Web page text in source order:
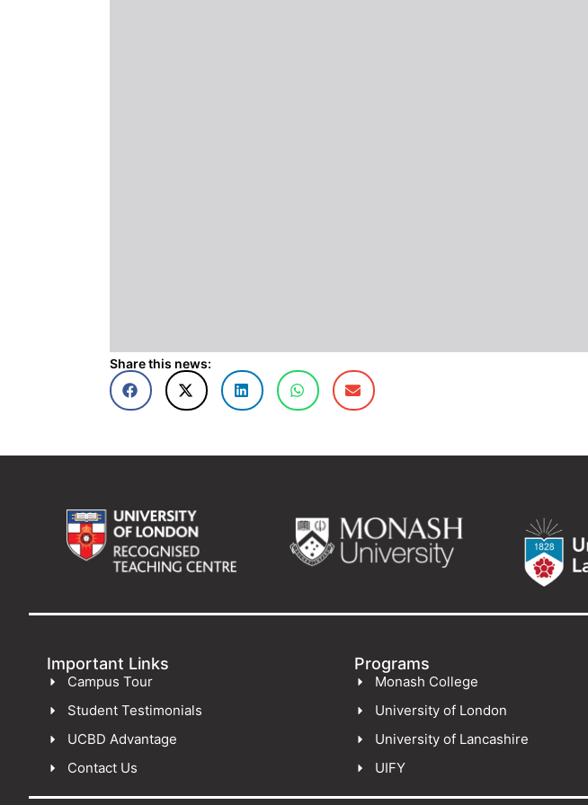
Share this news:
Important Links
Campus Tour
Student Testimonials
UCBD Advantage
Contact Us
Programs
Monash College
University of London
University of Lancashire
UIFY